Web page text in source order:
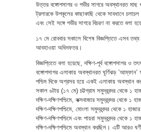
উত্তর বঙ্গোপসাগর ও গভীর সাগরে অবস্থানরত মাছ
ট্রলারকে উপকূলের কাছাকাছি থেকে সাবধানে
এবং সেই সঙ্গে গভীর সাগরে বিচরণ না করতে বলা
১৭ মে রোববার সকালে বিশেষ বিজ্ঞপ্তিতে এসব তথ্য
আবহাওয়া অধিদফতর।
বিজ্ঞপ্তিতে বলা হয়েছে, দক্ষিণ-পূর্ব বঙ্গোপসাগর ও
বঙ্গোপসাগর এলাকায় অবস্থানরত ঘূর্ণিঝড়
পশ্চিম দিকে অগ্রসর হয়ে একই এলাকায় অবস্থান
সকাল ৬টায় (১৭ মে) চট্টগ্রাম সমুদ্রবন্দর থেকে ১
দক্ষিণ-দক্ষিণপশ্চিমে, কক্সবাজার সমুদ্রবন্দর থেকে ১
দক্ষিণ-দক্ষিণপশ্চিমে, মোংলা সমুদ্রবন্দর থেকে ১
দক্ষিণ-দক্ষিণপশ্চিমে এবং পায়রা সমুদ্রবন্দর থেকে ১
দক্ষিণ-দক্ষিণপশ্চিমে অবস্থান করছিল। এটি আরও